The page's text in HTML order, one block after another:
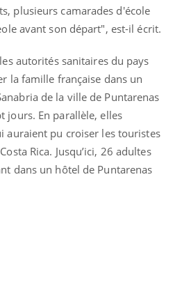
plusieurs camarades d'école
avant son départ", est-il écrit.
autorités sanitaires du pays
la famille française dans un
de la ville de Puntarenas
jours. En parallèle, elles
auraient pu croiser les touristes
Rica. Jusqu’ici, 26 adultes
dans un hôtel de Puntarenas